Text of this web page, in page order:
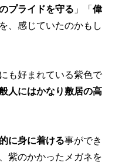
プライドを守る 」「偉
、感じていたのかもし
も好まれている紫色で
人にはかなり敷居の高
に身に着ける事ができ
紫のかかったメガネを